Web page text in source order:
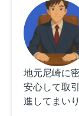
地元尼崎に
安心して取
進してまい